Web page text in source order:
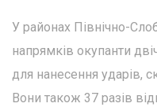
У районах Північно-
напрямків окупанти
для нанесення ударів,
Вони також 37 разів